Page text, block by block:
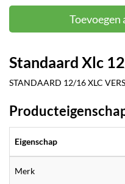
Toevoegen
Standaard Xlc
STANDAARD 12/16 XLC
Eigenschap
Merk